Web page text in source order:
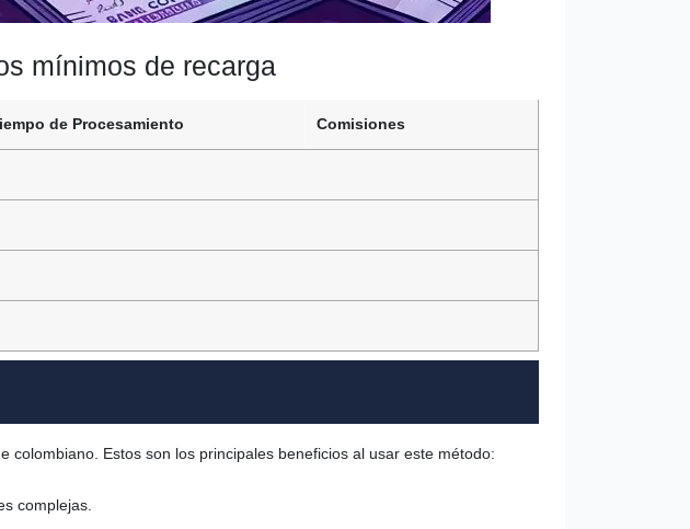
mínimos de recarga
de Procesamiento Comisiones
Estos son los principales beneficios al usar este método:
complejas.